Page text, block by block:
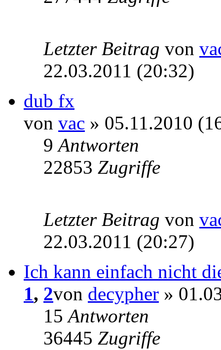
Letzter Beitrag von
22.03.2011 (20:32)
dub fx
von vac » 05.11.2010
9Antworten
22853 Zugriffe
Letzter Beitrag von
22.03.2011 (20:27)
Ich kann einfach nicht
1, 2von decypher »
15Antworten
36445 Zugriffe